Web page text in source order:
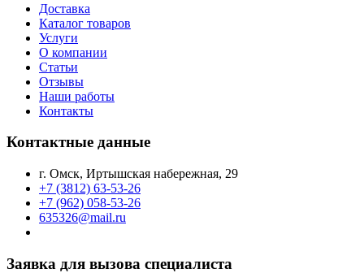
Доставка
Каталог товаров
Услуги
О компании
Статьи
Отзывы
Наши работы
Контакты
Контактные данные
г. Омск, Иртышская набережная, 29
+7 (3812) 63-53-26
+7 (962) 058-53-26
635326@mail.ru
Заявка для вызова специалиста